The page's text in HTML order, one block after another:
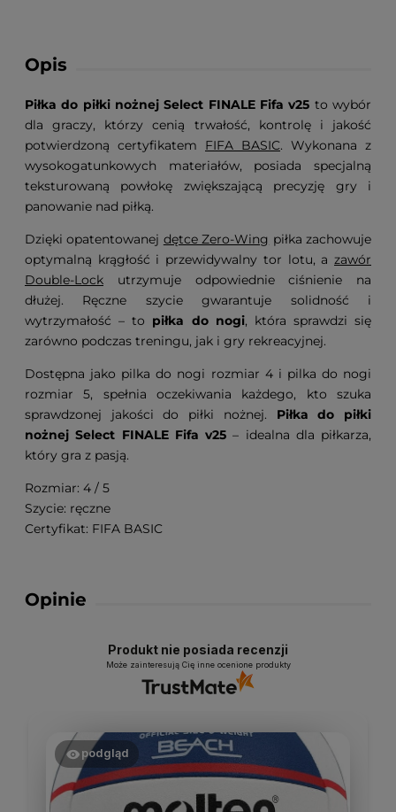
Opis
Piłka do piłki nożnej Select FINALE Fifa v25 to wybór
dla graczy, którzy cenią trwałość, kontrolę i jakość
potwierdzoną certyfikatem FIFA BASIC. Wykonana z
wysokogatunkowych materiałów, posiada specjalną
teksturowaną powłokę zwiększającą precyzję gry i
panowanie nad piłką.
Dzięki opatentowanej dętce Zero-Wing piłka zachowuje
optymalną krągłość i przewidywalny tor lotu, a zawór
Double-Lock utrzymuje odpowiednie ciśnienie na
dłużej. Ręczne szycie gwarantuje solidność i
wytrzymałość – to piłka do nogi, która sprawdzi się
zarówno podczas treningu, jak i gry rekreacyjnej.
Dostępna jako pilka do nogi rozmiar 4 i pilka do nogi
rozmiar 5, spełnia oczekiwania każdego, kto szuka
sprawdzonej jakości do piłki nożnej. Piłka do piłki
nożnej Select FINALE Fifa v25 – idealna dla piłkarza,
który gra z pasją.
Rozmiar: 4 / 5
Szycie: ręczne
Certyfikat: FIFA BASIC
Opinie
Produkt nie posiada recenzji
Może zainteresują Cię inne ocenione produkty
podgląd